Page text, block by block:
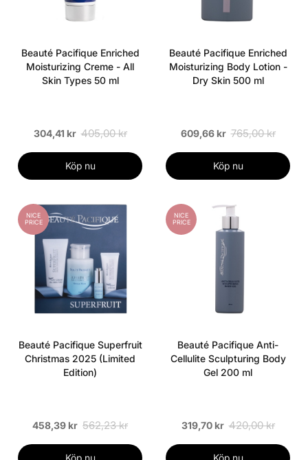
Beauté Pacifique Enriched
Moisturizing Creme - All
Skin Types 50 ml
304,41 kr 405,00 kr
Köp nu
Beauté Pacifique Enriched
Moisturizing Body Lotion -
Dry Skin 500 ml
609,66 kr 765,00 kr
Köp nu
NICE
PRICE
Beauté Pacifique Superfruit
Christmas 2025 (Limited
Edition)
458,39 kr 562,23 kr
Köp nu
NICE
PRICE
Beauté Pacifique Anti-
Cellulite Sculpturing Body
Gel 200 ml
319,70 kr 420,00 kr
Köp nu